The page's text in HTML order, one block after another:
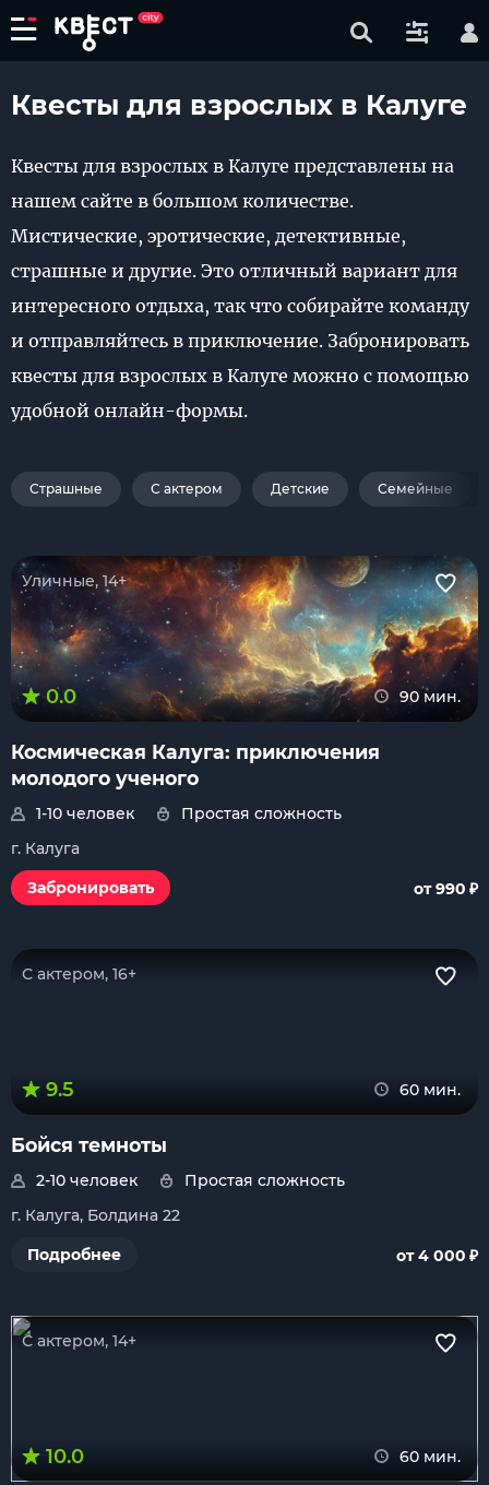
Квесты для взрослых в Калуге
Квесты для взрослых в Калуге представлены на
нашем сайте в большом количестве.
Мистические, эротические, детективные,
страшные и другие. Это отличный вариант для
интересного отдыха, так что собирайте команду
и отправляйтесь в приключение. Забронировать
квесты для взрослых в Калуге можно с помощью
удобной онлайн-формы.
Страшные С актером Детские Семейные
Уличные, 14+
0.0 90 мин.
Космическая Калуга: приключения
молодого ученого
1-10 человек
Простая сложность
г. Калуга
Забронировать
от 990 ₽
С актером, 16+
9.5 60 мин.
Бойся темноты
2-10 человек
Простая сложность
г. Калуга, Болдина 22
Подробнее
от 4 000 ₽
С актером, 14+
10.0 60 мин.